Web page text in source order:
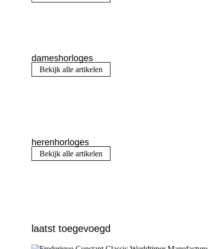
dameshorloges
Bekijk alle artikelen
herenhorloges
Bekijk alle artikelen
laatst toegevoegd